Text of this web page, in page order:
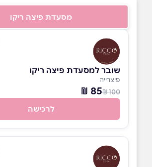
מסעדת פיצה ריקו
שובר למסעדת פיצה ריקו
פיצרייה
100 ₪
85 ₪
לרכישה